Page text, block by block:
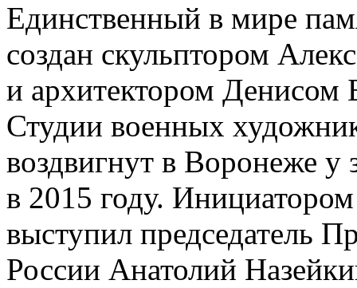
Единственный в мире
создан скульптором
и архитектором Денисом
Студии военных
воздвигнут в Воронеже у
в 2015 году.
выступил председатель
России Анатолий